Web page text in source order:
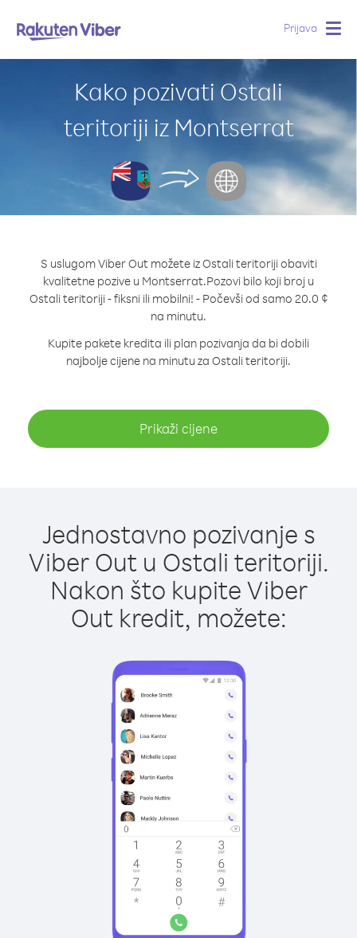
Prijava
Kako pozivati Ostali
teritoriji iz Montserrat
S uslugom Viber Out možete iz Ostali teritoriji obaviti
kvalitetne pozive u Montserrat.Pozovi bilo koji broj u
Ostali teritoriji - fiksni ili mobilni! - Počevši od samo 20.0 ¢
na minutu.
Kupite pakete kredita ili plan pozivanja da bi dobili
najbolje cijene na minutu za Ostali teritoriji.
Prikaži cijene
Jednostavno pozivanje s
Viber Out u Ostali teritoriji.
Nakon što kupite Viber
Out kredit, možete: